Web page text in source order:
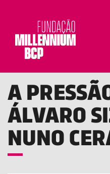
A
ÁLVARO
NUNO